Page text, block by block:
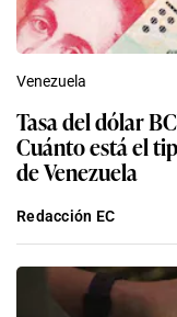
Venezuela
Tasa del dólar
Cuánto está el
de Venezuela
Redacción EC